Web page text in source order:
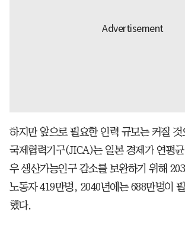
하지만 앞으로 필요한 인력 규모는 커질
국제협력기구(JICA)는 일본 경제가 연평
우 생산가능인구 감소를 보완하기 위해
노동자 419만명, 2040년에는 688만명이
했다.